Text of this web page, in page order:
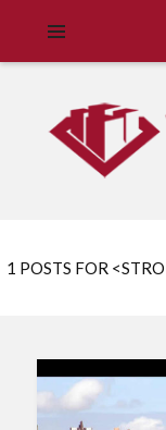
1 POSTS FOR